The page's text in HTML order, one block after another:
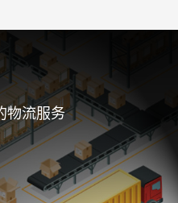
物流服务